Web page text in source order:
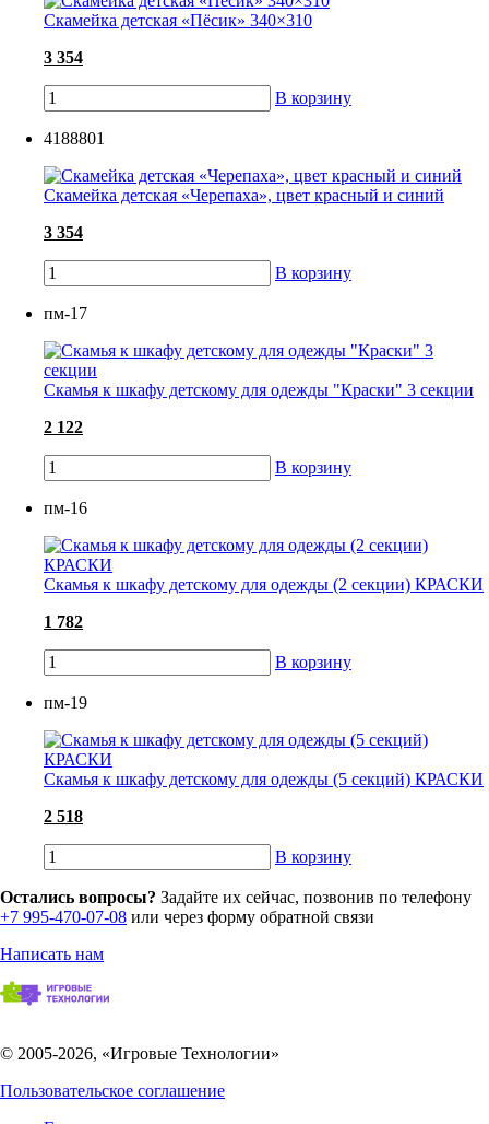
Скамейка детская «Пёсик» 340×310
3 354
В корзину
4188801
Скамейка детская «Черепаха», цвет красный и синий
3 354
В корзину
пм-17
Скамья к шкафу детскому для одежды "Краски" 3 секции
2 122
В корзину
пм-16
Скамья к шкафу детскому для одежды (2 секции) КРАСКИ
1 782
В корзину
пм-19
Скамья к шкафу детскому для одежды (5 секций) КРАСКИ
2 518
В корзину
Остались вопросы? Задайте их сейчас, позвонив по телефону
+7 995-470-07-08 или через форму обратной связи
Написать нам
© 2005-2026, «Игровые Технологии»
Пользовательское соглашение